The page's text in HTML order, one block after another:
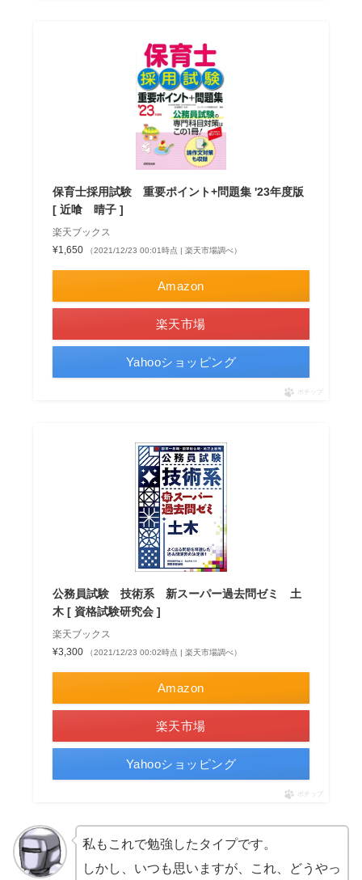
保育士採用試験 重要ポイント+問題集 '23年度版
[ 近喰 晴子 ]
楽天ブックス
¥1,650
（2021/12/23 00:01時点 | 楽天市場調べ）
Amazon
楽天市場
Yahooショッピング
ポチップ
公務員試験 技術系 新スーパー過去問ゼミ 土
木 [ 資格試験研究会 ]
楽天ブックス
¥3,300
（2021/12/23 00:02時点 | 楽天市場調べ）
Amazon
楽天市場
Yahooショッピング
ポチップ
私もこれで勉強したタイプです。
しかし、いつも思いますが、これ、どうやっ